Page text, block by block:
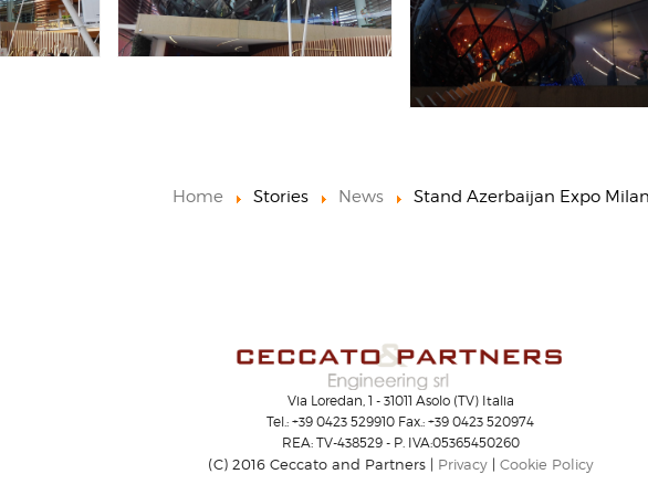
Home Stories News Stand Azerbaijan Expo
Via Loredan, 1 - 31011 Asolo (TV) Italia
Tel.: +39 0423 529910 Fax.: +39 0423 520974
REA: TV-438529 - P. IVA:05365450260
(C) 2016 Ceccato and Partners | Privacy| Cookie Policy